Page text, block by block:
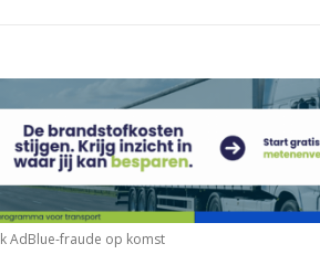
AdBlue-fraude op komst